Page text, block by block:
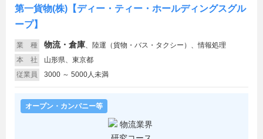
第一貨物(株)【ディー・ティー・ホールディングスグル
ープ】
業 種 物流・倉庫、 陸運（貨物・バス・タクシー）、情報処理
本 社
山形県、東京都
従業員
3000 ～ 5000人未満
オープン・カンパニー等